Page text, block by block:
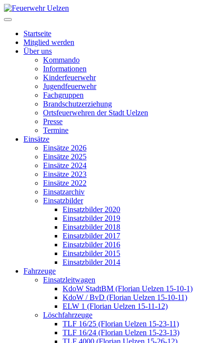
Startseite
Mitglied werden
Über uns
Kommando
Informationen
Kinderfeuerwehr
Jugendfeuerwehr
Fachgruppen
Brandschutzerziehung
Ortsfeuerwehren der Stadt Uelzen
Presse
Termine
Einsätze
Einsätze 2026
Einsätze 2025
Einsätze 2024
Einsätze 2023
Einsätze 2022
Einsatzarchiv
Einsatzbilder
Einsatzbilder 2020
Einsatzbilder 2019
Einsatzbilder 2018
Einsatzbilder 2017
Einsatzbilder 2016
Einsatzbilder 2015
Einsatzbilder 2014
Fahrzeuge
Einsatzleitwagen
KdoW StadtBM (Florian Uelzen 15-10-1)
KdoW / BvD (Florian Uelzen 15-10-11)
ELW 1 (Florian Uelzen 15-11-12)
Löschfahrzeuge
TLF 16/25 (Florian Uelzen 15-23-11)
TLF 16/24 (Florian Uelzen 15-23-13)
TLF 4000 (Florian Uelzen 15-26-12)